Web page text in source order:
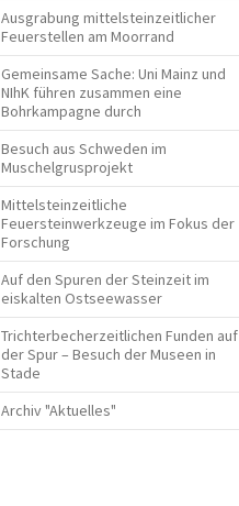
Ausgrabung mittelsteinzeitlicher
Feuerstellen am Moorrand
Gemeinsame Sache: Uni Mainz und
NIhK führen zusammen eine
Bohrkampagne durch
Besuch aus Schweden im
Muschelgrusprojekt
Mittelsteinzeitliche
Feuersteinwerkzeuge im Fokus der
Forschung
Auf den Spuren der Steinzeit im
eiskalten Ostseewasser
Trichterbecherzeitlichen Funden auf
der Spur – Besuch der Museen in
Stade
Archiv "Aktuelles"